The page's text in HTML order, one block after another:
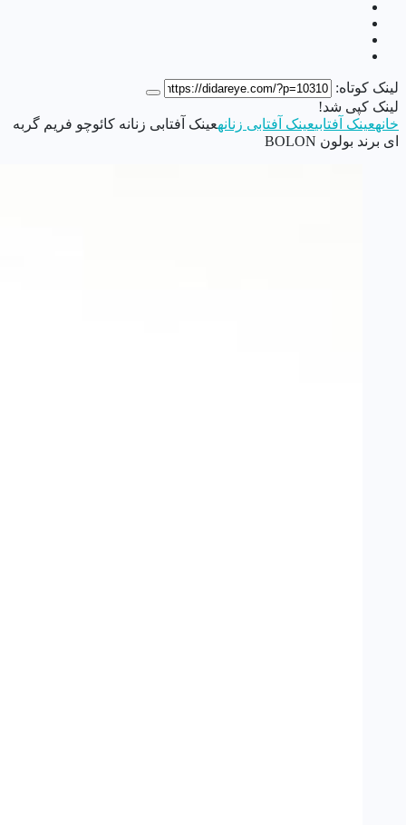
لینک کوتاه:
لینک کپی شد!
خانهعینک آفتابیعینک آفتابی زنانهعینک آفتابی زنانه کائوچو فریم گربه
ای برند بولون BOLON